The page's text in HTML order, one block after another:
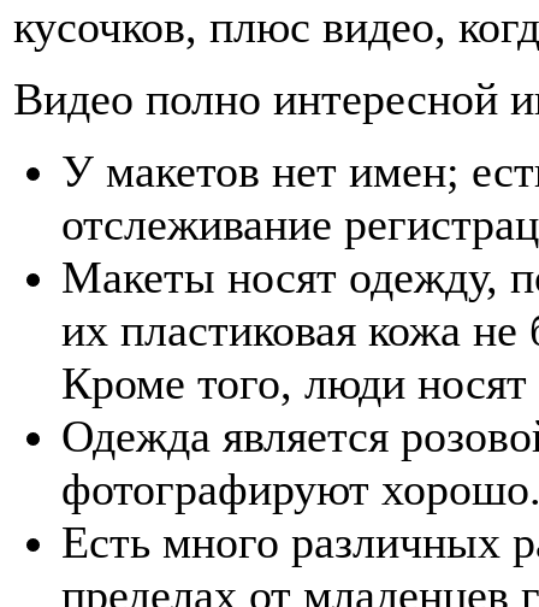
кусочков, плюс видео,
Видео полно интересной
У макетов нет имен;
отслеживание
Макеты носят одежду,
их пластиковая кожа не
Кроме того, люди
Одежда является
фотографируют
Есть много различных
пределах от